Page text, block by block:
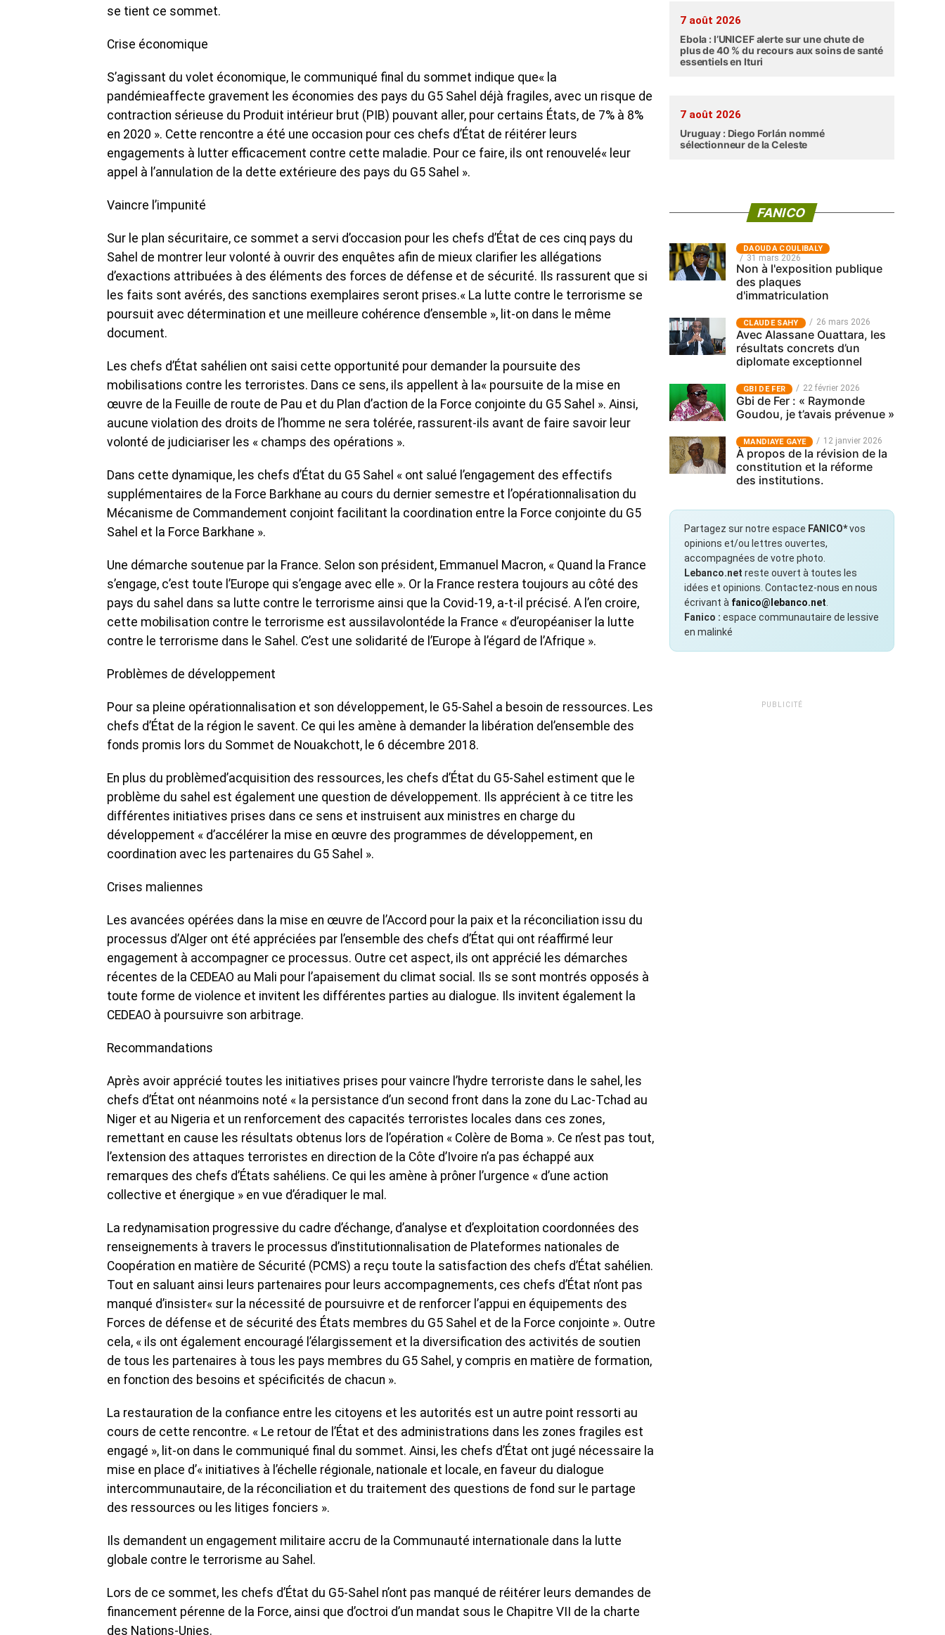
se tient ce sommet.
Crise économique
S’agissant du volet économique, le communiqué final du sommet indique que« la
pandémieaffecte gravement les économies des pays du G5 Sahel déjà fragiles, avec un risque de
contraction sérieuse du Produit intérieur brut (PIB) pouvant aller, pour certains États, de 7% à 8%
en 2020 ». Cette rencontre a été une occasion pour ces chefs d’État de réitérer leurs
engagements à lutter efficacement contre cette maladie. Pour ce faire, ils ont renouvelé« leur
appel à l’annulation de la dette extérieure des pays du G5 Sahel ».
Vaincre l’impunité
Sur le plan sécuritaire, ce sommet a servi d’occasion pour les chefs d’État de ces cinq pays du
Sahel de montrer leur volonté à ouvrir des enquêtes afin de mieux clarifier les allégations
d’exactions attribuées à des éléments des forces de défense et de sécurité. Ils rassurent que si
les faits sont avérés, des sanctions exemplaires seront prises.« La lutte contre le terrorisme se
poursuit avec détermination et une meilleure cohérence d’ensemble », lit-on dans le même
document.
Les chefs d’État sahélien ont saisi cette opportunité pour demander la poursuite des
mobilisations contre les terroristes. Dans ce sens, ils appellent à la« poursuite de la mise en
œuvre de la Feuille de route de Pau et du Plan d’action de la Force conjointe du G5 Sahel ». Ainsi,
aucune violation des droits de l’homme ne sera tolérée, rassurent-ils avant de faire savoir leur
volonté de judiciariser les « champs des opérations ».
Dans cette dynamique, les chefs d’État du G5 Sahel « ont salué l’engagement des effectifs
supplémentaires de la Force Barkhane au cours du dernier semestre et l’opérationnalisation du
Mécanisme de Commandement conjoint facilitant la coordination entre la Force conjointe du G5
Sahel et la Force Barkhane ».
Une démarche soutenue par la France. Selon son président, Emmanuel Macron, « Quand la France
s’engage, c’est toute l’Europe qui s’engage avec elle ». Or la France restera toujours au côté des
pays du sahel dans sa lutte contre le terrorisme ainsi que la Covid-19, a-t-il précisé. A l’en croire,
cette mobilisation contre le terrorisme est aussilavolontéde la France « d’européaniser la lutte
contre le terrorisme dans le Sahel. C’est une solidarité de l’Europe à l’égard de l’Afrique ».
Problèmes de développement
Pour sa pleine opérationnalisation et son développement, le G5-Sahel a besoin de ressources. Les
chefs d’État de la région le savent. Ce qui les amène à demander la libération del’ensemble des
fonds promis lors du Sommet de Nouakchott, le 6 décembre 2018.
En plus du problèmed’acquisition des ressources, les chefs d’État du G5-Sahel estiment que le
problème du sahel est également une question de développement. Ils apprécient à ce titre les
différentes initiatives prises dans ce sens et instruisent aux ministres en charge du
développement « d’accélérer la mise en œuvre des programmes de développement, en
coordination avec les partenaires du G5 Sahel ».
Crises maliennes
Les avancées opérées dans la mise en œuvre de l’Accord pour la paix et la réconciliation issu du
processus d’Alger ont été appréciées par l’ensemble des chefs d’État qui ont réaffirmé leur
engagement à accompagner ce processus. Outre cet aspect, ils ont apprécié les démarches
récentes de la CEDEAO au Mali pour l’apaisement du climat social. Ils se sont montrés opposés à
toute forme de violence et invitent les différentes parties au dialogue. Ils invitent également la
CEDEAO à poursuivre son arbitrage.
Recommandations
Après avoir apprécié toutes les initiatives prises pour vaincre l’hydre terroriste dans le sahel, les
chefs d’État ont néanmoins noté « la persistance d’un second front dans la zone du Lac-Tchad au
Niger et au Nigeria et un renforcement des capacités terroristes locales dans ces zones,
remettant en cause les résultats obtenus lors de l’opération « Colère de Boma ». Ce n’est pas tout,
l’extension des attaques terroristes en direction de la Côte d’Ivoire n’a pas échappé aux
remarques des chefs d’États sahéliens. Ce qui les amène à prôner l’urgence « d’une action
collective et énergique » en vue d’éradiquer le mal.
La redynamisation progressive du cadre d’échange, d’analyse et d’exploitation coordonnées des
renseignements à travers le processus d’institutionnalisation de Plateformes nationales de
Coopération en matière de Sécurité (PCMS) a reçu toute la satisfaction des chefs d’État sahélien.
Tout en saluant ainsi leurs partenaires pour leurs accompagnements, ces chefs d’État n’ont pas
manqué d’insister« sur la nécessité de poursuivre et de renforcer l’appui en équipements des
Forces de défense et de sécurité des États membres du G5 Sahel et de la Force conjointe ». Outre
cela, « ils ont également encouragé l’élargissement et la diversification des activités de soutien
de tous les partenaires à tous les pays membres du G5 Sahel, y compris en matière de formation,
en fonction des besoins et spécificités de chacun ».
La restauration de la confiance entre les citoyens et les autorités est un autre point ressorti au
cours de cette rencontre. « Le retour de l’État et des administrations dans les zones fragiles est
engagé », lit-on dans le communiqué final du sommet. Ainsi, les chefs d’État ont jugé nécessaire la
mise en place d’« initiatives à l’échelle régionale, nationale et locale, en faveur du dialogue
intercommunautaire, de la réconciliation et du traitement des questions de fond sur le partage
des ressources ou les litiges fonciers ».
Ils demandent un engagement militaire accru de la Communauté internationale dans la lutte
globale contre le terrorisme au Sahel.
Lors de ce sommet, les chefs d’État du G5-Sahel n’ont pas manqué de réitérer leurs demandes de
financement pérenne de la Force, ainsi que d’octroi d’un mandat sous le Chapitre VII de la charte
des Nations-Unies.
7 août 2026
Ebola : l’UNICEF alerte sur une chute de
plus de 40 % du recours aux soins de santé
essentiels en Ituri
7 août 2026
Uruguay : Diego Forlán nommé
sélectionneur de la Celeste
FANICO
‎DAOUDA COULIBALY
31 mars 2026
Non à l'exposition publique
des plaques
d'immatriculation
CLAUDE SAHY 26 mars 2026
Avec Alassane Ouattara, les
résultats concrets d’un
diplomate exceptionnel
GBI DE FER 22 février 2026
Gbi de Fer : « Raymonde
Goudou, je t’avais prévenue »
MANDIAYE GAYE 12 janvier 2026
À propos de la révision de la
constitution et la réforme
des institutions.
Partagez sur notre espace FANICO*vos
opinions et/ou lettres ouvertes,
accompagnées de votre photo.
Lebanco.net reste ouvert à toutes les
idées et opinions. Contactez-nous en nous
écrivant à fanico@lebanco.net
Fanico : espace communautaire de lessive
en malinké
PUBLICITÉ